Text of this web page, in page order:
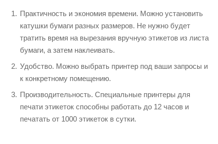
Практичность и экономия времени. Можно установить
катушки бумаги разных размеров. Не нужно будет
тратить время на вырезания вручную этикетов из листа
бумаги, а затем наклеивать.
Удобство. Можно выбрать принтер под ваши запросы и
к конкретному помещению.
Производительность. Специальные принтеры для
печати этикеток способны работать до 12 часов и
печатать от 1000 этикеток в сутки.